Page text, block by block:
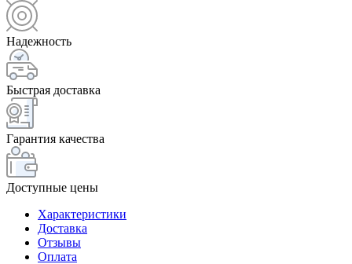
Надежность
Быстрая доставка
Гарантия качества
Доступные цены
Характеристики
Доставка
Отзывы
Оплата